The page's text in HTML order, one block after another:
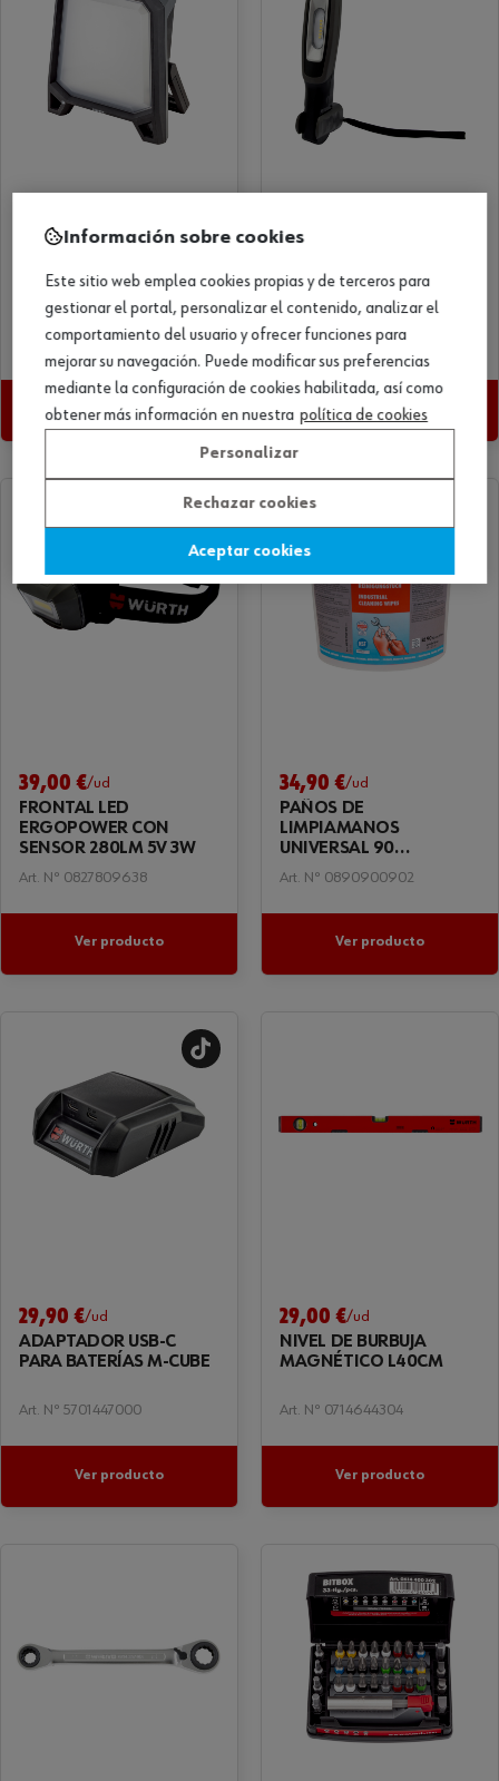
125,00 €
FOCO DE TRABAJO M-
CUBE CORDLESS LED
Art. Nº 5701501001
Ver producto
45,00 €
LINTERNA PORTÁTIL LED
ERGOPOWER COMPACT
7W
Art. Nº 0827940260
Ver producto
39,00 €/ud
FRONTAL LED
ERGOPOWER CON
SENSOR 280LM 5V 3W
Art. Nº 0827809638
Ver producto
34,90 €/ud
PAÑOS DE
LIMPIAMANOS
UNIVERSAL 90
UNIDADES
Art. Nº 0890900902
Ver producto
29,90 €/ud
ADAPTADOR USB-C
PARA BATERÍAS M-CUBE
Art. Nº 5701447000
Ver producto
29,00 €/ud
NIVEL DE BURBUJA
MAGNÉTICO L40CM
Art. Nº 0714644304
Ver producto
Información sobre cookies
Este sitio web emplea cookies propias y de terceros para
gestionar el portal, personalizar el contenido, analizar el
comportamiento del usuario y ofrecer funciones para
mejorar su navegación. Puede modificar sus preferencias
mediante la configuración de cookies habilitada, así como
obtener más información en nuestra política de cookies
Personalizar
Rechazar cookies
Aceptar cookies